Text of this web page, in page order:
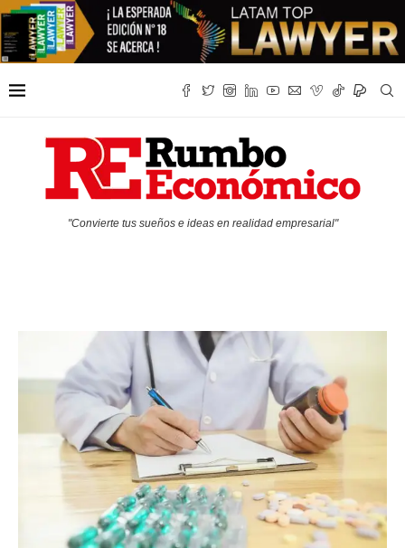
"Convierte tus sueños e ideas en realidad empresarial"